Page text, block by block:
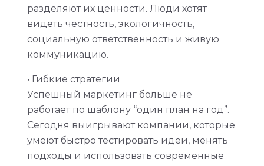
разделяют их ценности. Люди хотят
видеть честность, экологичность,
социальную ответственность и живую
коммуникацию.
• Гибкие стратегии
Успешный маркетинг больше не
работает по шаблону “один план на год”.
Сегодня выигрывают компании, которые
умеют быстро тестировать идеи, менять
подходы и использовать современные